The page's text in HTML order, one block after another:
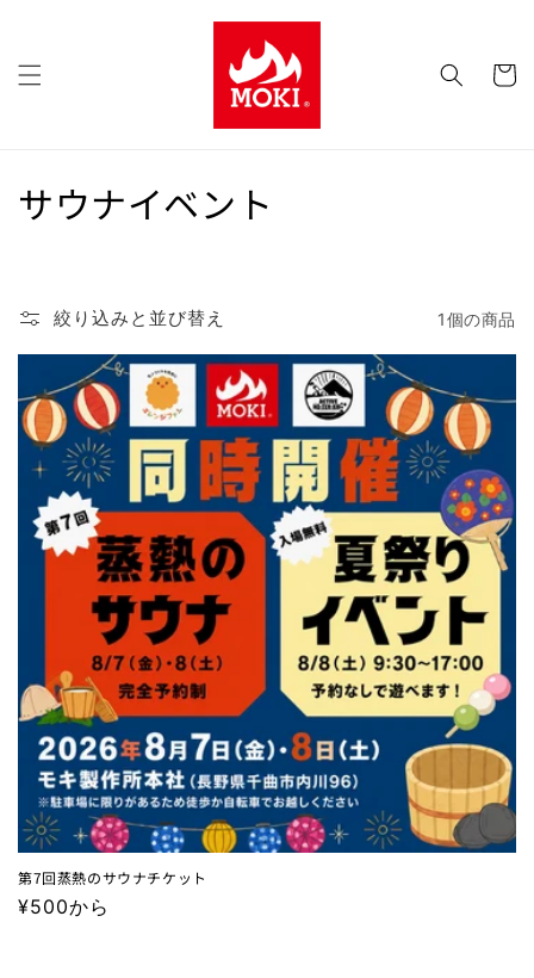
ー
コ
シ
ョ
ン
サウナイベント
絞り込みと並び替え 1個の商品
第7回蒸熱のサウナチケット
通
¥500から